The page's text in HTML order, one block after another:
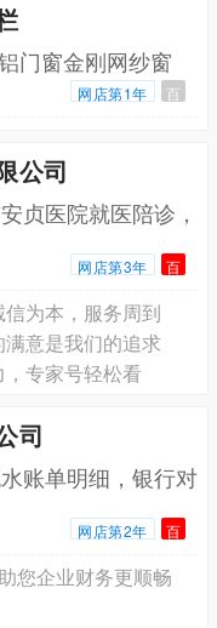
门窗金刚网纱窗
网店第1年 百
公司
贞医院就医陪诊，
网店第3年 百
为本，服务周到
意是我们的追求
专家号轻松看
司
账单明细，银行对
网店第2年 百
您企业财务更顺畅